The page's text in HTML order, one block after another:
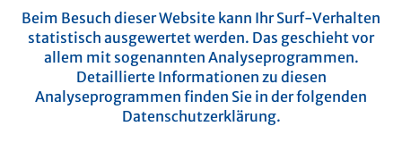
Beim Besuch dieser Website kann Ihr Surf-Verhalten
statistisch ausgewertet werden. Das geschieht vor
allem mit sogenannten Analyseprogrammen.
Detaillierte Informationen zu diesen
Analyseprogrammen finden Sie in der folgenden
Datenschutzerklärung.